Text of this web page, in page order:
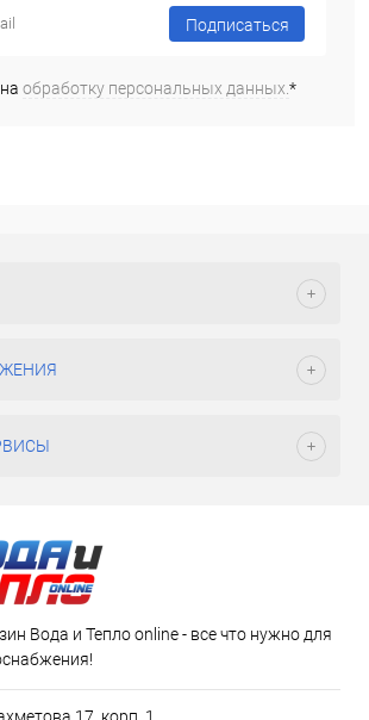
Подписаться
обработку персональных данных.*
Вода и Тепло online - все что нужно для